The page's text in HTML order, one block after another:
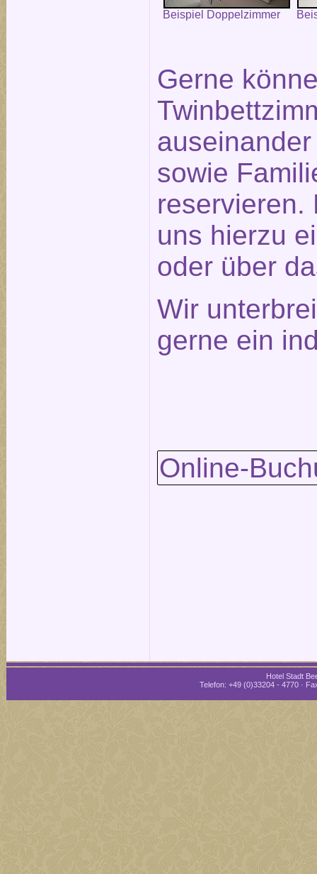
Beispiel Doppelzimmer
Gerne
sowie
reservieren.
uns hierzu
oder über
Wir
gerne ein
Online-
Hotel Stadt
Telefon: +49 (0)33204 - 4770 ·